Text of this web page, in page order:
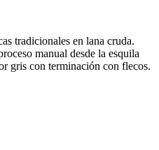
tradicionales en lana cruda.
manual desde la esquila
gris con terminación con flecos.